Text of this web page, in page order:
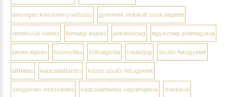
lényeges körülményváltozás gyermek indokolt szükséglete
rendkívüli kiadás bírósági eljárás járásbíróság egyezség jóváhagyása
peres eljárás bizonyítás költséglista családjog szülői felügyelet
láthatás kapcsolattartás közös szülői felügyelet
ideiglenes intézkedés kapcsolattartás végrehajtása mediáció